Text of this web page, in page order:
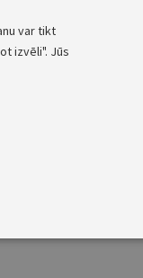
var tikt
izvēli". Jūs